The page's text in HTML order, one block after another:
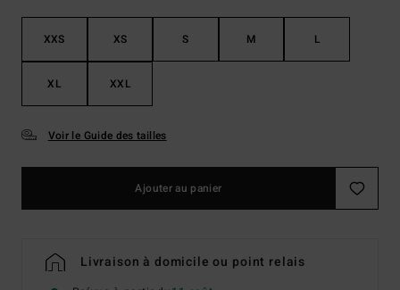
XXS XS S M L
XL XXL
Voir le Guide des tailles
Ajouter au panier
Livraison à domicile ou point relais